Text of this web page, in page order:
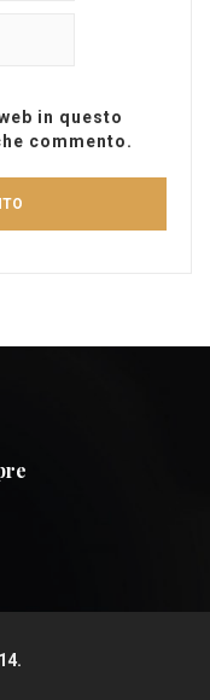
in questo
commento.